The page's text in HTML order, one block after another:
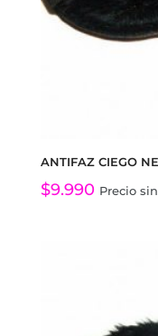
ANTIFAZ CIEGO
$9.990 Precio